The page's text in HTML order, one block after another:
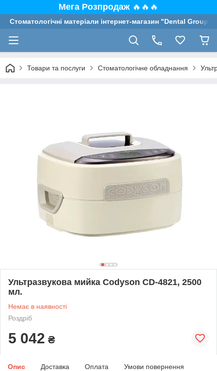
Мега Розпродаж 🔥🔥🔥
Стоматологічні матеріали інтернет-магазин "Dental Group"
Товари та послуги Стоматологічне обладнання
Ультразвукова мийка Codyson CD-4821, 2500
мл.
Немає в наявності
Роздріб
5 042 ₴
Опис Доставка Оплата Умови повернення